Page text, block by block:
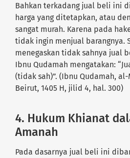
Bahkan terkadang jual beli ini
harga yang ditetapkan, atau
sangat murah. Karena pada
tidak ingin menjual barangnya.
menegaskan tidak sahnya jual
Ibnu Qudamah mengatakan:
(tidak sah)”. (Ibnu Qudamah,
Beirut, 1405 H, jilid 4, hal. 300)
4. Hukum Khianat
Amanah
Pada dasarnya jual beli ini